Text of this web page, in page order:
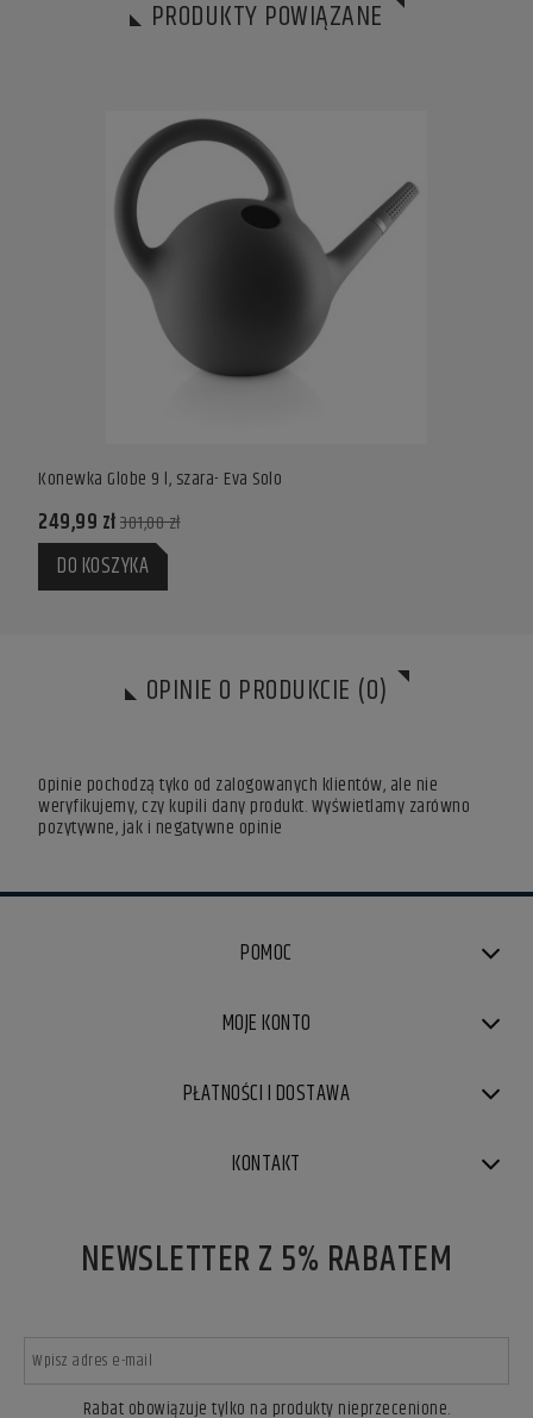
PRODUKTY POWIĄZANE
Konewka Globe 9 l, szara- Eva Solo
249,99 zł301,00 zł
DO KOSZYKA
OPINIE O PRODUKCIE (0)
Opinie pochodzą tyko od zalogowanych klientów, ale nie
weryfikujemy, czy kupili dany produkt. Wyświetlamy zarówno
pozytywne, jak i negatywne opinie
POMOC
MOJE KONTO
PŁATNOŚCI I DOSTAWA
KONTAKT
NEWSLETTER Z 5% RABATEM
Rabat obowiązuje tylko na produkty nieprzecenione.